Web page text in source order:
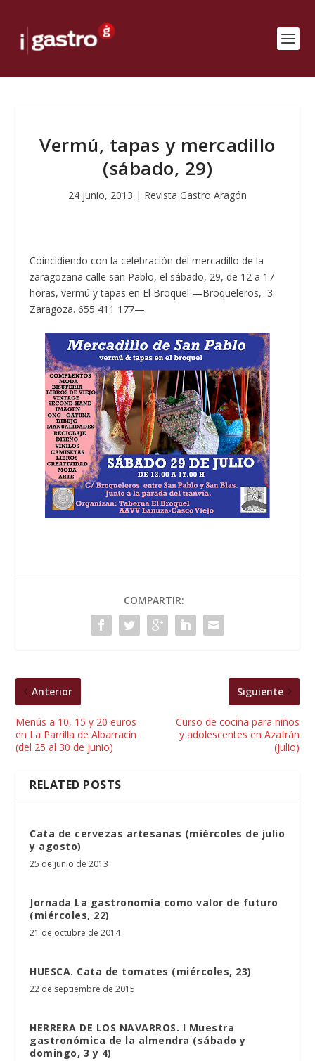
Vermú, tapas y mercadillo
(sábado, 29)
24 junio, 2013 | Revista Gastro Aragón
Coincidiendo con la celebración del mercadillo de la
zaragozana calle san Pablo, el sábado, 29, de 12 a 17
horas, vermú y tapas en El Broquel —Broqueleros, 3.
Zaragoza. 655 411 177—.
COMPARTIR:
Anterior
Menús a 10, 15 y 20 euros
en La Parrilla de Albarracín
(del 25 al 30 de junio)
Siguiente
Curso de cocina para niños
y adolescentes en Azafrán
(julio)
RELATED POSTS
Cata de cervezas artesanas (miércoles de julio
y agosto)
25 de junio de 2013
Jornada La gastronomía como valor de futuro
(miércoles, 22)
21 de octubre de 2014
HUESCA. Cata de tomates (miércoles, 23)
22 de septiembre de 2015
HERRERA DE LOS NAVARROS. I Muestra
gastronómica de la almendra (sábado y
domingo, 3 y 4)